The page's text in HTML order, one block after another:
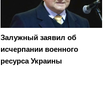
Залужный заявил об
исчерпании военного
ресурса Украины